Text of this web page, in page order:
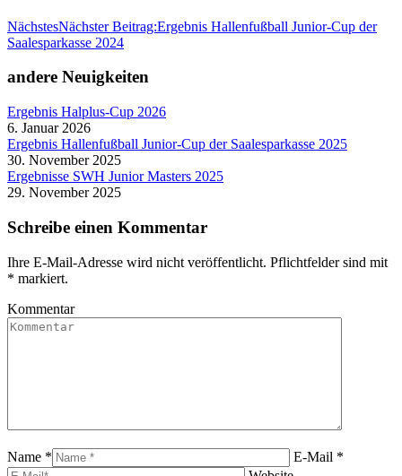
NächstesNächster Beitrag:Ergebnis Hallenfußball Junior-Cup der
Saalesparkasse 2024
andere Neuigkeiten
Ergebnis Halplus-Cup 2026
6. Januar 2026
Ergebnis Hallenfußball Junior-Cup der Saalesparkasse 2025
30. November 2025
Ergebnisse SWH Junior Masters 2025
29. November 2025
Schreibe einen Kommentar
Ihre E-Mail-Adresse wird nicht veröffentlicht. Pflichtfelder sind mit
* markiert.
Kommentar
Name *
E-Mail *